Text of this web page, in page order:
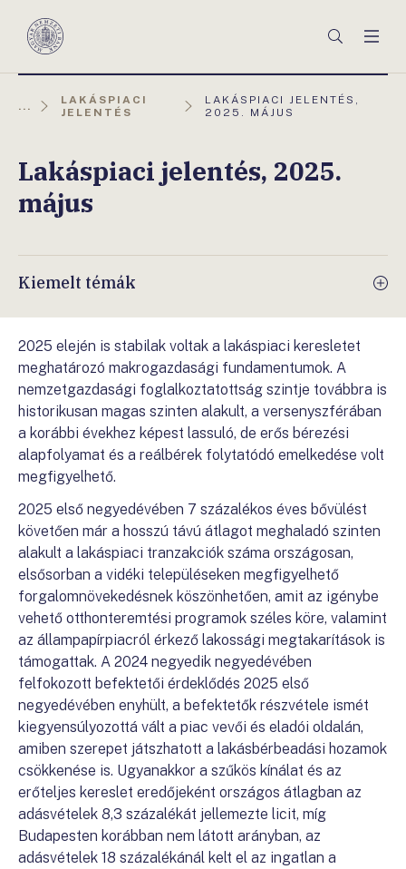
Magyar
Keresés
...
LAKÁSPIACI
JELENTÉS
AKTUÁLIS
OLDAL:
LAKÁSPIACI JELENTÉS,
2025. MÁJUS
Lakáspiaci jelentés, 2025.
május
Kiemelt témák
2025 elején is stabilak voltak a lakáspiaci keresletet
meghatározó makrogazdasági fundamentumok. A
nemzetgazdasági foglalkoztatottság szintje továbbra is
historikusan magas szinten alakult, a versenyszférában
a korábbi évekhez képest lassuló, de erős bérezési
alapfolyamat és a reálbérek folytatódó emelkedése volt
megfigyelhető.
2025 első negyedévében 7 százalékos éves bővülést
követően már a hosszú távú átlagot meghaladó szinten
alakult a lakáspiaci tranzakciók száma országosan,
elsősorban a vidéki településeken megfigyelhető
forgalomnövekedésnek köszönhetően, amit az igénybe
vehető otthonteremtési programok széles köre, valamint
az állampapírpiacról érkező lakossági megtakarítások is
támogattak. A 2024 negyedik negyedévében
felfokozott befektetői érdeklődés 2025 első
negyedévében enyhült, a befektetők részvétele ismét
kiegyensúlyozottá vált a piac vevői és eladói oldalán,
amiben szerepet játszhatott a lakásbérbeadási hozamok
csökkenése is. Ugyanakkor a szűkös kínálat és az
erőteljes kereslet eredőjeként országos átlagban az
adásvételek 8,3 százalékát jellemezte licit, míg
Budapesten korábban nem látott arányban, az
adásvételek 18 százalékánál kelt el az ingatlan a